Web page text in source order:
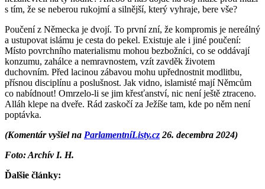
s tím, že se neberou rukojmí a silnější, který vyhraje, bere vše?
Poučení z Německa je dvojí. To první zní, že kompromis je nereálný
a ustupovat islámu je cesta do pekel. Existuje ale i jiné poučení:
Místo povrchního materialismu mohou bezbožníci, co se oddávají
konzumu, zahálce a nemravnostem, vzít zavděk životem
duchovním. Před lacinou zábavou mohu upřednostnit modlitbu,
přísnou disciplínu a poslušnost. Jak vidno, islamisté mají Němcům
co nabídnout! Omrzelo-li se jim křesťanství, nic není ještě ztraceno.
Alláh klepe na dveře. Rád zaskočí za Ježíše tam, kde po něm není
poptávka.
(Komentár vyšiel na ParlamentníListy.cz 26. decembra 2024)
Foto: Archív I. H.
Ďalšie články: